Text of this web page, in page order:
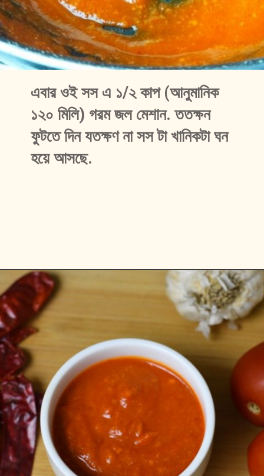
এবার ওই সস এ ১/২ কাপ (আনুমানিক
১২০ মিলি) গরম জল মেশান. ততক্ষন
ফুটতে দিন যতক্ষণ না সস টা খানিকটা ঘন
হয়ে আসছে.